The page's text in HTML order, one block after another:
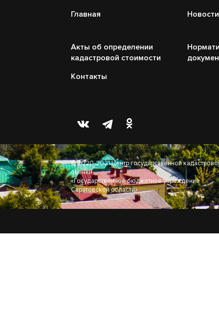
Главная Новости
Акты об определении
кадастровой стоимости
Контакты
© 2020-2021 Центр государственной
оценки
«Государственное бюджетное учреждение
Саратовской области»